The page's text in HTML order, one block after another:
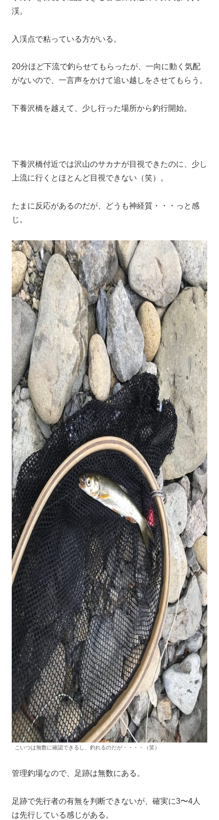
渓。
入渓点で粘っている方がいる。
20分ほど下流で釣らせてもらったが、一向に動く気配
がないので、一言声をかけて追い越しをさせてもらう。
下養沢橋を越えて、少し行った場所から釣行開始。
下養沢橋付近では沢山のサカナが目視できたのに、少し
上流に行くとほとんど目視できない（笑）。
たまに反応があるのだが、どうも神経質・・・っと感
じ。
こいつは無数に確認できるし、釣れるのだが・・・・（笑）
管理釣場なので、足跡は無数にある。
足跡で先行者の有無を判断できないが、確実に3〜4人
は先行している感じがある。